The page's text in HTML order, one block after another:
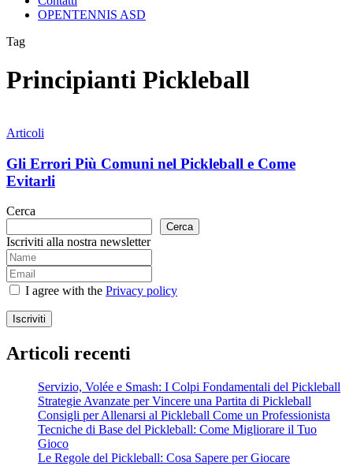
OPENTENNIS ASD
Tag
Principianti Pickleball
Errori
Comuni
nel
Pickleball
Come
Evitarli
Articoli
Gli Errori Più Comuni nel Pickleball e Come
Evitarli
Cerca
Cerca
Iscriviti alla nostra newsletter
I agree with the Privacy policy
Iscriviti
Articoli recenti
Servizio, Volée e Smash: I Colpi Fondamentali del Pickleball
Strategie Avanzate per Vincere una Partita di Pickleball
Consigli per Allenarsi al Pickleball Come un Professionista
Tecniche di Base del Pickleball: Come Migliorare il Tuo
Gioco
Le Regole del Pickleball: Cosa Sapere per Giocare